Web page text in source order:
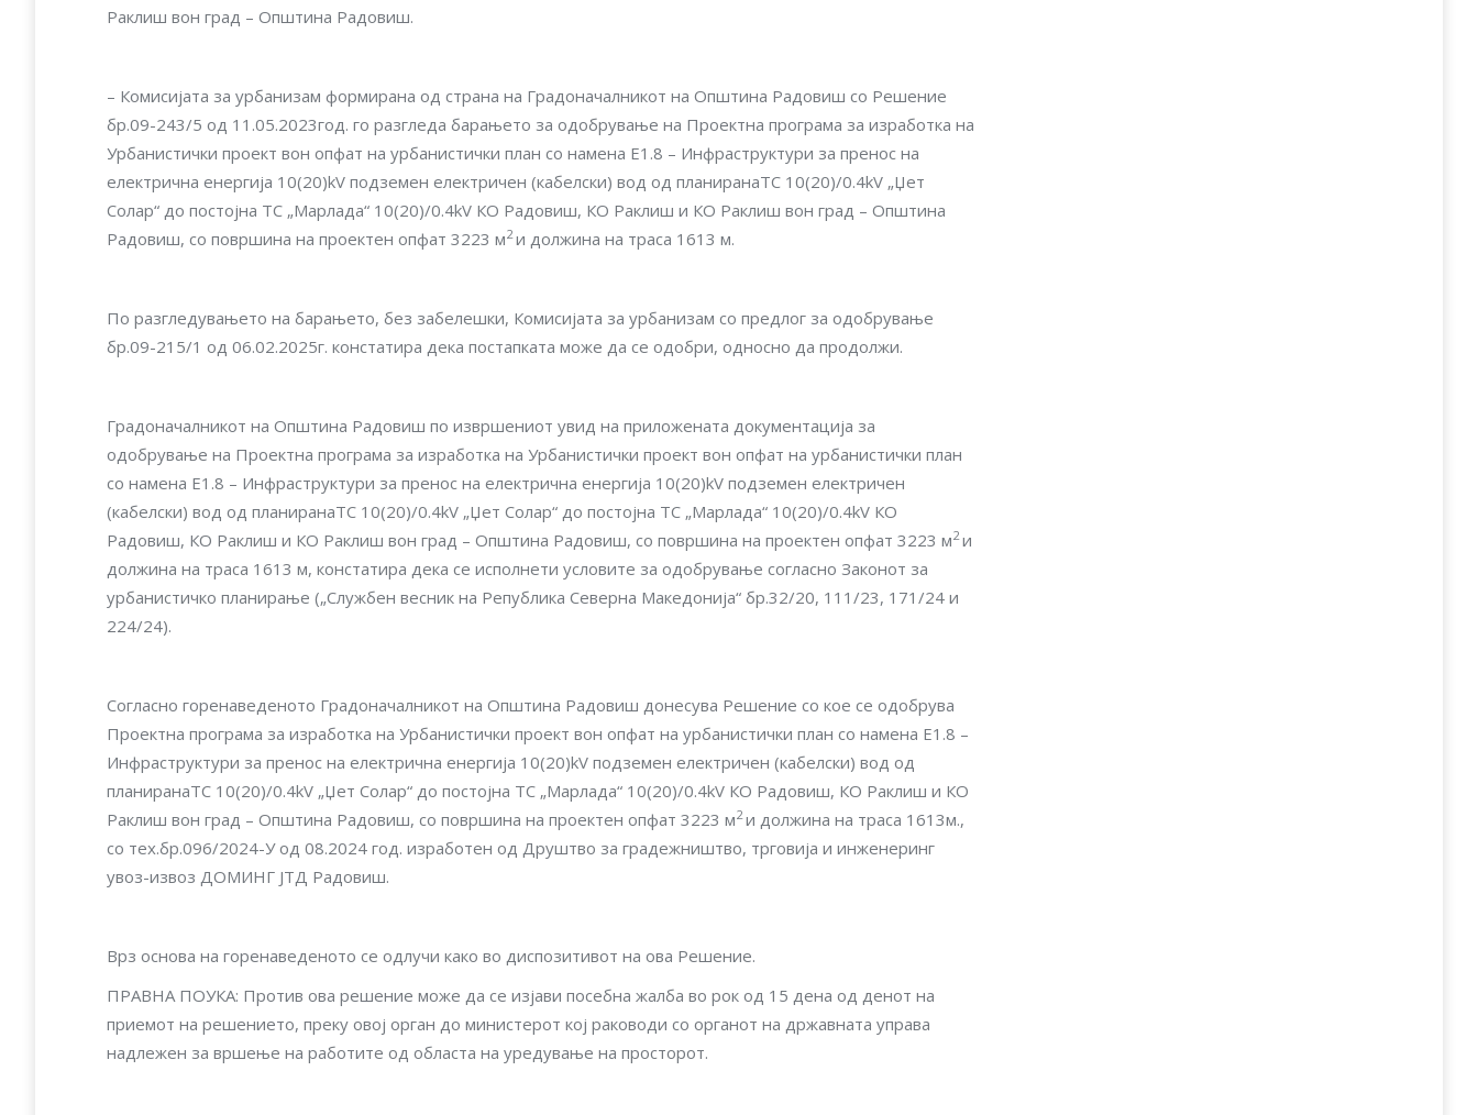
Раклиш вон град – Oпштина Радовиш.
– Комисијата за урбанизам формирана од страна на Градоначалникот на Општина Радовиш со Решение
бр.09-243/5 од 11.05.2023год. го разгледа барањето за одобрување на Проектна програма за изработка на
Урбанистички проект вон опфат на урбанистички план со намена Е1.8 – Инфраструктури за пренос на
електрична енергија 10(20)kV подземен електричен (кабелски) вод од планиранаTC 10(20)/0.4kV „Џет
Солар“ до постојна ТС „Марлада“ 10(20)/0.4kV КО Радовиш, КО Раклиш и КО Раклиш вон град – Oпштина
Радовиш, со површина на проектен опфат 3223 м2 и должина на траса 1613 м.
По разгледувањето на барањето, без забелешки, Комисијата за урбанизам со предлог за одобрување
бр.09-215/1 од 06.02.2025г. констатира дека постапката може да се одобри, односно да продолжи.
Градоначалникот на Општина Радовиш по извршениот увид на приложената документација за
одобрување на Проектна програма за изработка на Урбанистички проект вон опфат на урбанистички план
со намена Е1.8 – Инфраструктури за пренос на електрична енергија 10(20)kV подземен електричен
(кабелски) вод од планиранаTC 10(20)/0.4kV „Џет Солар“ до постојна ТС „Марлада“ 10(20)/0.4kV КО
Радовиш, КО Раклиш и КО Раклиш вон град – Oпштина Радовиш, со површина на проектен опфат 3223 м2 и
должина на траса 1613 м, констатира дека се исполнети условите за одобрување согласно Законот за
урбанистичко планирање („Службен весник на Република Северна Македонија“ бр.32/20, 111/23, 171/24 и
224/24).
Согласно горенаведеното Градоначалникот на Општина Радовиш донесува Решение со кое се одобрува
Проектна програма за изработка на Урбанистички проект вон опфат на урбанистички план со намена Е1.8 –
Инфраструктури за пренос на електрична енергија 10(20)kV подземен електричен (кабелски) вод од
планиранаTC 10(20)/0.4kV „Џет Солар“ до постојна ТС „Марлада“ 10(20)/0.4kV КО Радовиш, КО Раклиш и КО
Раклиш вон град – Oпштина Радовиш, со површина на проектен опфат 3223 м2 и должина на траса 1613м.,
со тех.бр.096/2024-У од 08.2024 год. изработен од Друштво за градежништво, трговија и инженеринг
увоз-извоз ДОМИНГ ЈТД Радовиш.
Врз основа на горенаведеното се одлучи како во диспозитивот на ова Решение.
ПРАВНА ПОУКА: Против ова решение може да се изјави посебна жалба во рок од 15 дена од денот на
приемот на решението, преку овој орган до министерот кој раководи со органот на државната управа
надлежен за вршење на работите од областа на уредување на просторот.